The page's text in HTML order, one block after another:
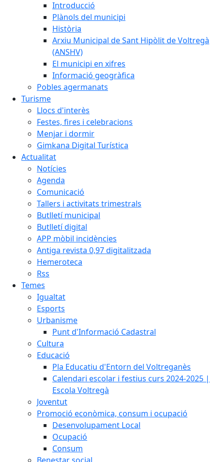
Introducció
Plànols del municipi
Història
Arxiu Municipal de Sant Hipòlit de Voltregà
(ANSHV)
El municipi en xifres
Informació geogràfica
Pobles agermanats
Turisme
Llocs d'interès
Festes, fires i celebracions
Menjar i dormir
Gimkana Digital Turística
Actualitat
Notícies
Agenda
Comunicació
Tallers i activitats trimestrals
Butlletí municipal
Butlletí digital
APP mòbil incidències
Antiga revista 0,97 digitalitzada
Hemeroteca
Rss
Temes
Igualtat
Esports
Urbanisme
Punt d'Informació Cadastral
Cultura
Educació
Pla Educatiu d'Entorn del Voltreganès
Calendari escolar i festius curs 2024-2025 |
Escola Voltregà
Joventut
Promoció econòmica, consum i ocupació
Desenvolupament Local
Ocupació
Consum